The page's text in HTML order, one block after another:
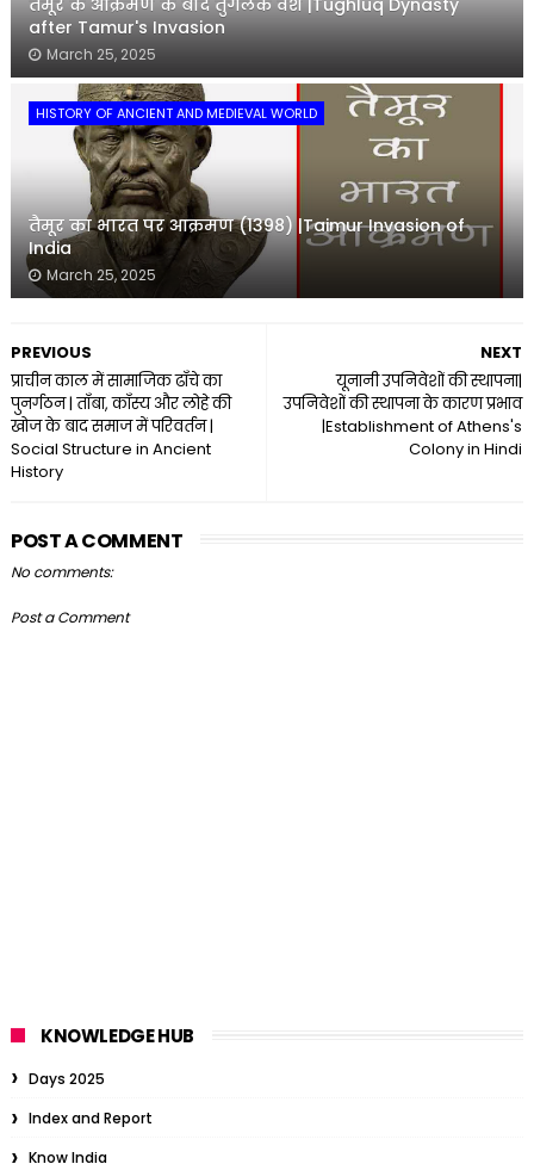
तैमूर के आक्रमण के बाद तुगलक वंश |Tughluq Dynasty
after Tamur's Invasion
March 25, 2025
HISTORY OF ANCIENT AND MEDIEVAL WORLD
तैमूर का भारत पर आक्रमण (1398) |Taimur Invasion of
India
March 25, 2025
NEXT
यूनानी उपनिवेशों की स्थापना|
उपनिवेशों की स्थापना के कारण प्रभाव
|Establishment of Athens's
Colony in Hindi
PREVIOUS
प्राचीन काल में सामाजिक ढाँचे का
पुनर्गठन | ताँबा, काँस्य और लोहे की
खोज के बाद समाज में परिवर्तन |
Social Structure in Ancient
History
POST A COMMENT
No comments:
Post a Comment
KNOWLEDGE HUB
Days 2025
Index and Report
Know India